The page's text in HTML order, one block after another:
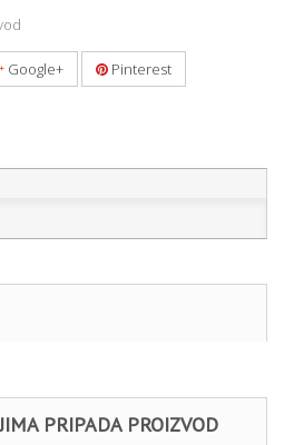
Google+ Pinterest
PRIPADA PROIZVOD